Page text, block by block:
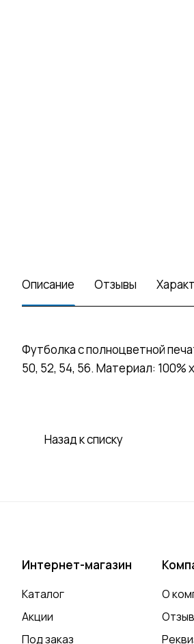
Описание Отзывы
Футболка с полноцветной
50, 52, 54, 56. Материал: 100%
Назад к списку
Интернет-магазин
Каталог
Акции
Под заказ
О